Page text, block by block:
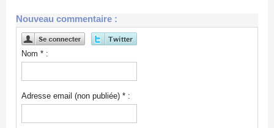
Nouveau commentaire :
Nom * :
Adresse email (non publiée) * :